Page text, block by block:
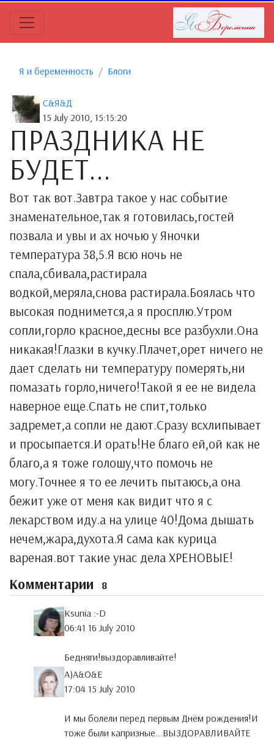
Я и беременность Блоги
С&Я&Д
15 July 2010, 15:15:20
ПРАЗДНИКА НЕ
БУДЕТ...
Вот так вот.Завтра такое у нас событие
знаменательное,так я готовилась,гостей
позвала и увы и ах ночью у Яночки
температура 38,5.Я всю ночь не
спала,сбивала,растирала
водкой,меряла,снова растирала.Боялась что
высокая поднимется,а я просплю.Утром
сопли,горло красное,десны все разбухли.Она
никакая!Глазки в кучку.Плачет,орет ничего не
дает сделать ни температуру померять,ни
помазать горло,ничего!Такой я ее не видела
наверное еще.Спать не спит,только
задремет,а сопли не дают.Сразу всхлипывает
и просыпается.И орать!Не благо ей,ой как не
благо,а я тоже голошу,что помочь не
могу.Точнее я то ее лечить пытаюсь,а она
бежит уже от меня как видит что я с
лекарством иду.а на улице 40!Дома дышать
нечем,жара,духота.Я сама как курица
вареная.вот такие унас дела ХРЕНОВЫЕ!
Комментарии 8
Ksunia :-D
06:41 16 July 2010
Бедняги!выздоравливайте!
A)A&O&E
17:04 15 July 2010
И мы болели перед первым Днём рождения!И
тоже были капризные...ВЫЗДОРАВЛИВАЙТЕ